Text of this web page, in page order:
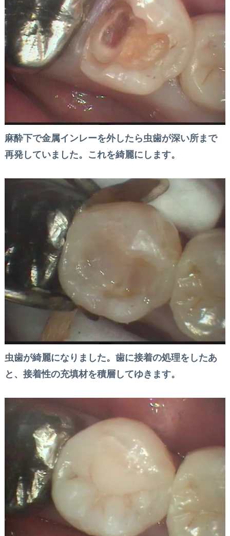
麻酔下で金属インレーを外したら虫歯が深い所まで
再発していました。これを綺麗にします。
虫歯が綺麗になりました。歯に接着の処理をしたあ
と、 接着性の充填材を積層してゆきます。